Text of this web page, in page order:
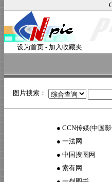
设为首页 - 加入收藏夹
图片搜索：
● CCN传媒(中国
● 一法网
● 中国搜图网
● 索有网